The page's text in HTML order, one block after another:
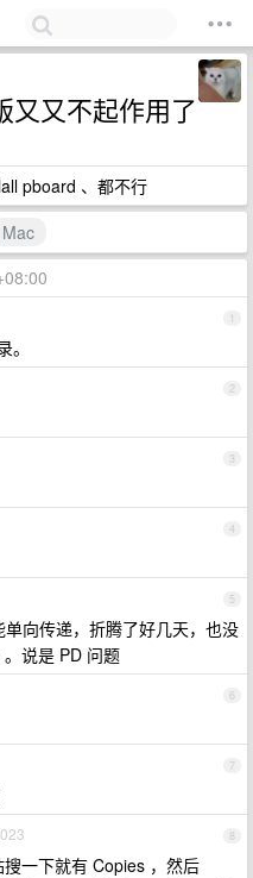
又又不起作用了
pboard 、都不行
Mac
1
2
3
4
5
向传递，折腾了好几天，也没
说是 PD 问题
6
7
8
一下就有 Copies ，然后